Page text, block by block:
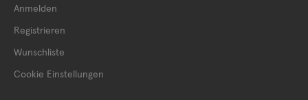
Anmelden
Registrieren
Wunschliste
Cookie Einstellungen